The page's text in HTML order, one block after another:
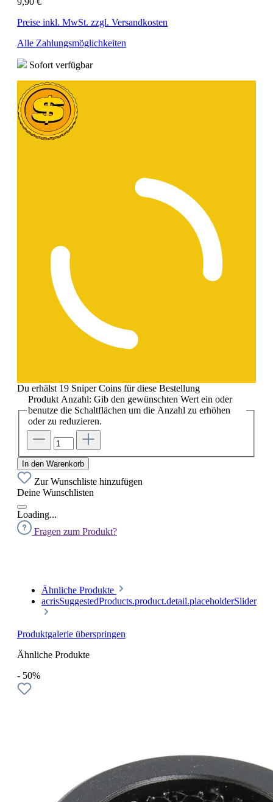
Preise inkl. MwSt. zzgl. Versandkosten
Alle Zahlungsmöglichkeiten
Sofort verfügbar
Du erhälst 19 Sniper Coins für diese Bestellung
Produkt Anzahl: Gib den gewünschten Wert ein oder
benutze die Schaltflächen um die Anzahl zu erhöhen
oder zu reduzieren.
In den Warenkorb
Zur Wunschliste hinzufügen
Deine Wunschlisten
Loading...
Fragen zum Produkt?
Ähnliche Produkte
acrisSuggestedProducts.product.detail.placeholderSlider
Produktgalerie überspringen
Ähnliche Produkte
- 50%